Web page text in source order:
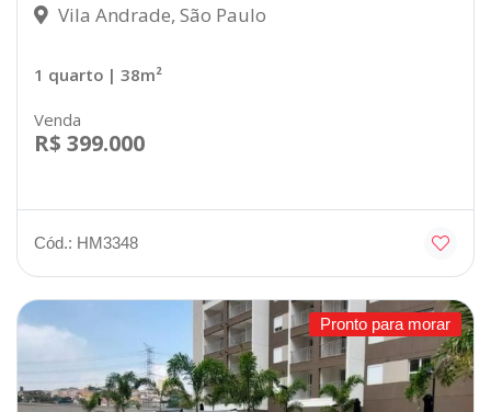
Vila Andrade, São Paulo
1 quarto | 38m²
Venda
R$ 399.000
Cód.: HM3348
Pronto para morar